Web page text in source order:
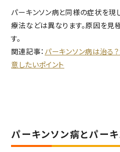
パーキンソン病と同様の症状を現
療法などは異なります。原因を見
す。
関連記事： パーキンソン病は治る
意したいポイント
パーキンソン病とパー